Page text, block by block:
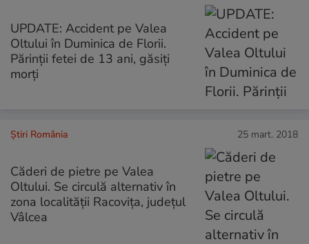
UPDATE: Accident pe Valea
Oltului în Duminica de Florii.
Părinții fetei de 13 ani, găsiți
morți
Știri România 25 mart. 2018
Căderi de pietre pe Valea
Oltului. Se circulă alternativ în
zona localității Racovița, județul
Vâlcea